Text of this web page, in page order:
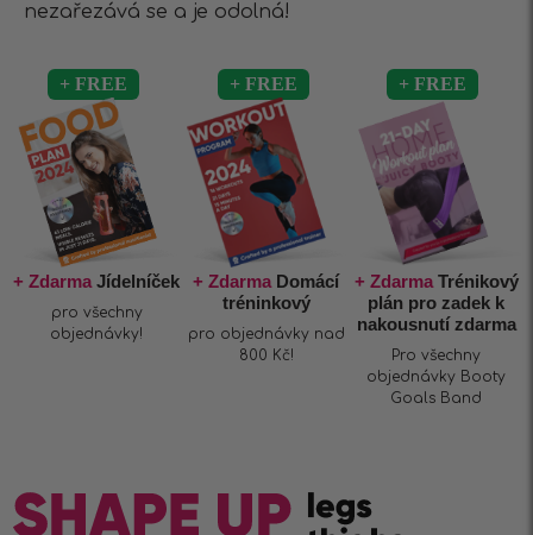
nezařezává se a je odolná!
+ ZdarmaJídelníček
pro všechny
objednávky!
+ Zdarma Domácí
tréninkový
pro objednávky nad
800 Kč!
+ Zdarma Trénikový
plán pro zadek k
nakousnutí zdarma
Pro všechny
objednávky Booty
Goals Band